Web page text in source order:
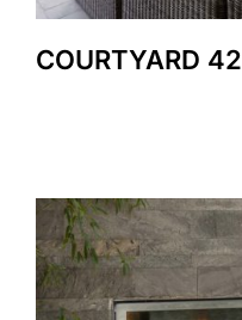
COURTYARD 42